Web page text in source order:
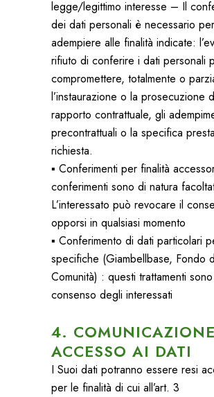
legge/legittimo interesse – Il
dei dati personali è necessario per
adempiere alle finalità indicate:
rifiuto di conferire i dati personali
compromettere, totalmente o
l’instaurazione o la prosecuzione
rapporto contrattuale, gli
precontrattuali o la specifica
richiesta.
▪ Conferimenti per finalità
conferimenti sono di natura
L’interessato può revocare il
opporsi in qualsiasi momento
▪ Conferimento di dati particolari
specifiche (Giambellbase, Fondo
Comunità) : questi trattamenti
consenso degli interessati
4.
ACCESSO AI DATI
I Suoi dati potranno essere resi
per le finalità di cui all’art. 3